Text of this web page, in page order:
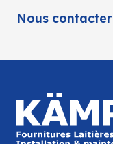
Nous contacter